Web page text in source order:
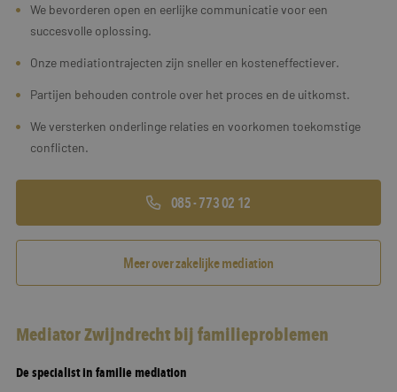
We bevorderen open en eerlijke communicatie voor een
succesvolle oplossing.
Onze mediationtrajecten zijn sneller en kosteneffectiever.
Partijen behouden controle over het proces en de uitkomst.
We versterken onderlinge relaties en voorkomen toekomstige
conflicten.
085 - 773 02 12
Meer over zakelijke mediation
Mediator Zwijndrecht bij familieproblemen
De specialist in familie mediation